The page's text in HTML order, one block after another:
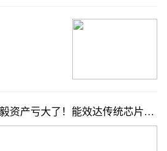
资产亏大了！能效达传统芯片14
（附概念股）